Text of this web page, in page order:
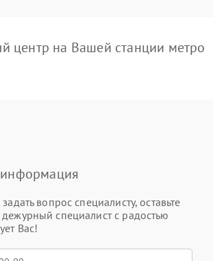
центр на Вашей станции метро
вопрос специалисту, оставьте
специалист с радостью
Вас!